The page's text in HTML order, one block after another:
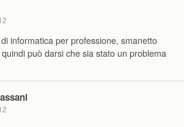
informatica per professione, smanetto
può darsi che sia stato un problema